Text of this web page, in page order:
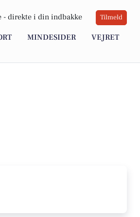
- direkte i din indbakke Tilmeld
MINDESIDER VEJRET